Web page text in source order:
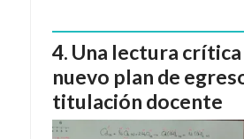
Una lectura crítica
nuevo plan de
titulación docente